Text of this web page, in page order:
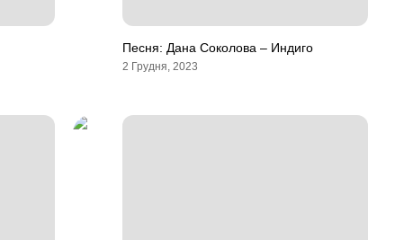
Песня: Дана Соколова – Индиго
2 Грудня, 2023